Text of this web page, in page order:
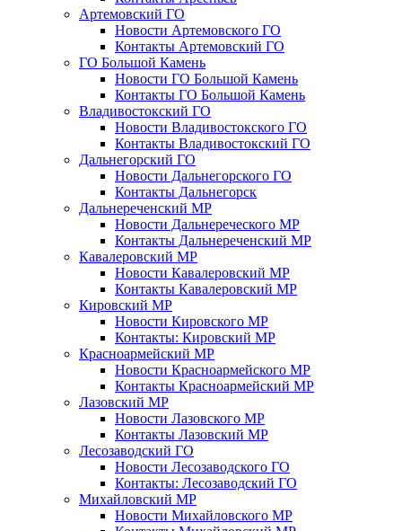
Артемовский ГО
Новости Артемовского ГО
Контакты Артемовский ГО
ГО Большой Камень
Новости ГО Большой Камень
Контакты ГО Большой Камень
Владивостокский ГО
Новости Владивостокского ГО
Контакты Владивостокский ГО
Дальнегорский ГО
Новости Дальнегорского ГО
Контакты Дальнегорск
Дальнереченский МР
Новости Дальнереческого МР
Контакты Дальнереченский МР
Кавалеровский МР
Новости Кавалеровский МР
Контакты Кавалеровский МР
Кировский МР
Новости Кировского МР
Контакты: Кировский МР
Красноармейский МР
Новости Красноармейского МР
Контакты Красноармейский МР
Лазовский МР
Новости Лазовского МР
Контакты Лазовский МР
Лесозаводский ГО
Новости Лесозаводского ГО
Контакты: Лесозаводский ГО
Михайловский МР
Новости Михайловского МР